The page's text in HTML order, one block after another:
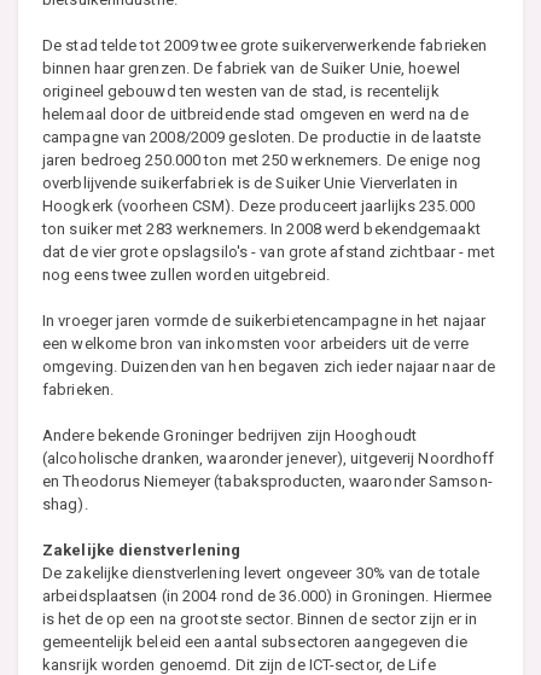
De stad telde tot 2009 twee grote suikerverwerkende fabrieken
binnen haar grenzen. De fabriek van de Suiker Unie, hoewel
origineel gebouwd ten westen van de stad, is recentelijk
helemaal door de uitbreidende stad omgeven en werd na de
campagne van 2008/2009 gesloten. De productie in de laatste
jaren bedroeg 250.000 ton met 250 werknemers. De enige nog
overblijvende suikerfabriek is de Suiker Unie Vierverlaten in
Hoogkerk (voorheen CSM). Deze produceert jaarlijks 235.000
ton suiker met 283 werknemers. In 2008 werd bekendgemaakt
dat de vier grote opslagsilo's - van grote afstand zichtbaar - met
nog eens twee zullen worden uitgebreid.
In vroeger jaren vormde de suikerbietencampagne in het najaar
een welkome bron van inkomsten voor arbeiders uit de verre
omgeving. Duizenden van hen begaven zich ieder najaar naar de
fabrieken.
Andere bekende Groninger bedrijven zijn Hooghoudt
(alcoholische dranken, waaronder jenever), uitgeverij Noordhoff
en Theodorus Niemeyer (tabaksproducten, waaronder Samson-
shag).
Zakelijke dienstverlening
De zakelijke dienstverlening levert ongeveer 30% van de totale
arbeidsplaatsen (in 2004 rond de 36.000) in Groningen. Hiermee
is het de op een na grootste sector. Binnen de sector zijn er in
gemeentelijk beleid een aantal subsectoren aangegeven die
kansrijk worden genoemd. Dit zijn de ICT-sector, de Life